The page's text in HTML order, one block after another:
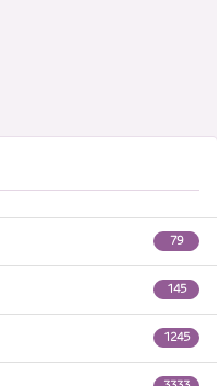
79
145
1245